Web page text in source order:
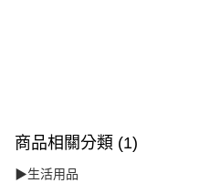
商品相關分類 (1)
▶生活用品